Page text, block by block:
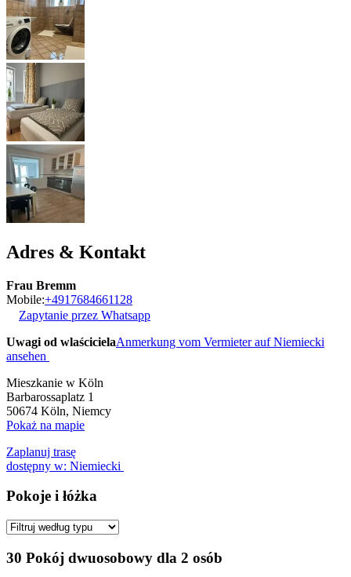
Adres & Kontakt
Frau Bremm
Mobile:+4917684661128
Zapytanie przez Whatsapp
Uwagi od wlaścicielaAnmerkung vom Vermieter auf Niemiecki
ansehen
Mieszkanie w Köln
Barbarossaplatz 1
50674 Köln, Niemcy
Pokaż na mapie
Zaplanuj trasę
dostępny w: Niemiecki
Pokoje i łóżka
30 Pokój dwuosobowy dla 2 osób